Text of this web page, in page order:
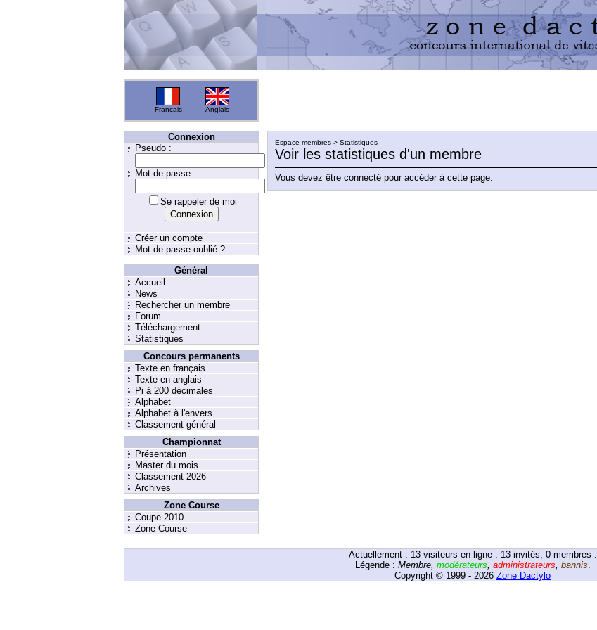
Français Anglais
Connexion
Pseudo :
Mot de passe :
Se rappeler de moi
Créer un compte
Mot de passe oublié ?
Général
Accueil
News
Rechercher un membre
Forum
Téléchargement
Statistiques
Concours permanents
Texte en français
Texte en anglais
Pi à 200 décimales
Alphabet
Alphabet à l'envers
Classement général
Championnat
Présentation
Master du mois
Classement 2026
Archives
Zone Course
Coupe 2010
Zone Course
Espace membres > Statistiques
Voir les statistiques d'un membre
Vous devez être connecté pour accéder à cette page.
Actuellement : 13visiteurs en ligne : 13 invités, 0 membres :
Légende : Membre, modérateurs, administrateurs, bannis.
Copyright © 1999 - 2026 Zone Dactylo